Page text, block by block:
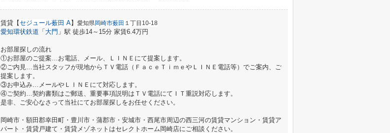
賃貸【 セジュール薮田 A】 愛知県岡崎市薮田 １丁目10-18
愛知環状鉄道 「 大門 」駅 徒歩14～15分 家賃6.4万円
お部屋探しの流れ
①お部屋のご提案…お電話、メール、ＬＩＮＥにて提案します。
②ご内見…当社スタッフが現地からＴＶ電話（ＦａｃｅＴｉｍｅやＬＩＮＥ電話等）でご案内、ご
提案します。
③お申込み…メールやＬＩＮＥにて対応します。
④ご契約…契約書類はご郵送、重要事項説明はＴＶ電話にてＩＴ重説対応します。
是非、ご安心なさって当社にてお部屋探しをお任せください。
岡崎市・額田郡幸田町・豊川市・蒲郡市・安城市・西尾市周辺の西三河の賃貸マンション・賃貸ア
パート・賃貸戸建て・賃貸メゾネットはセレクトホーム岡崎店にご相談ください。